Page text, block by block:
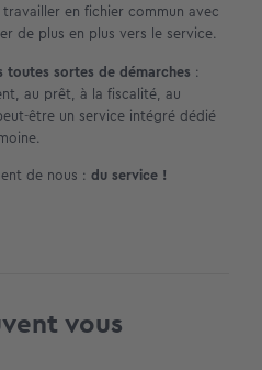
travailler en fichier commun avec
de plus en plus vers le service.
toutes sortes de démarches :
au prêt, à la fiscalité, au
être un service intégré dédié
de nous : du service !
vous